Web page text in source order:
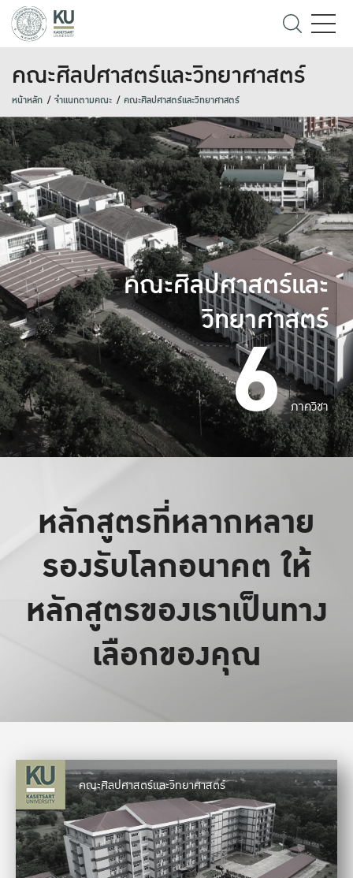
คณะศิลปศาสตร์และวิทยาศาสตร์
หน้าหลัก จำแนกตามคณะ คณะศิลปศาสตร์และวิทยาศาสตร์
คณะศิลปศาสตร์และ
วิทยาศาสตร์
6 ภาควิชา
หลักสูตรที่หลากหลาย
รองรับโลกอนาคต ให้
หลักสูตรของเราเป็นทาง
เลือกของคุณ
คณะศิลปศาสตร์และวิทยาศาสตร์